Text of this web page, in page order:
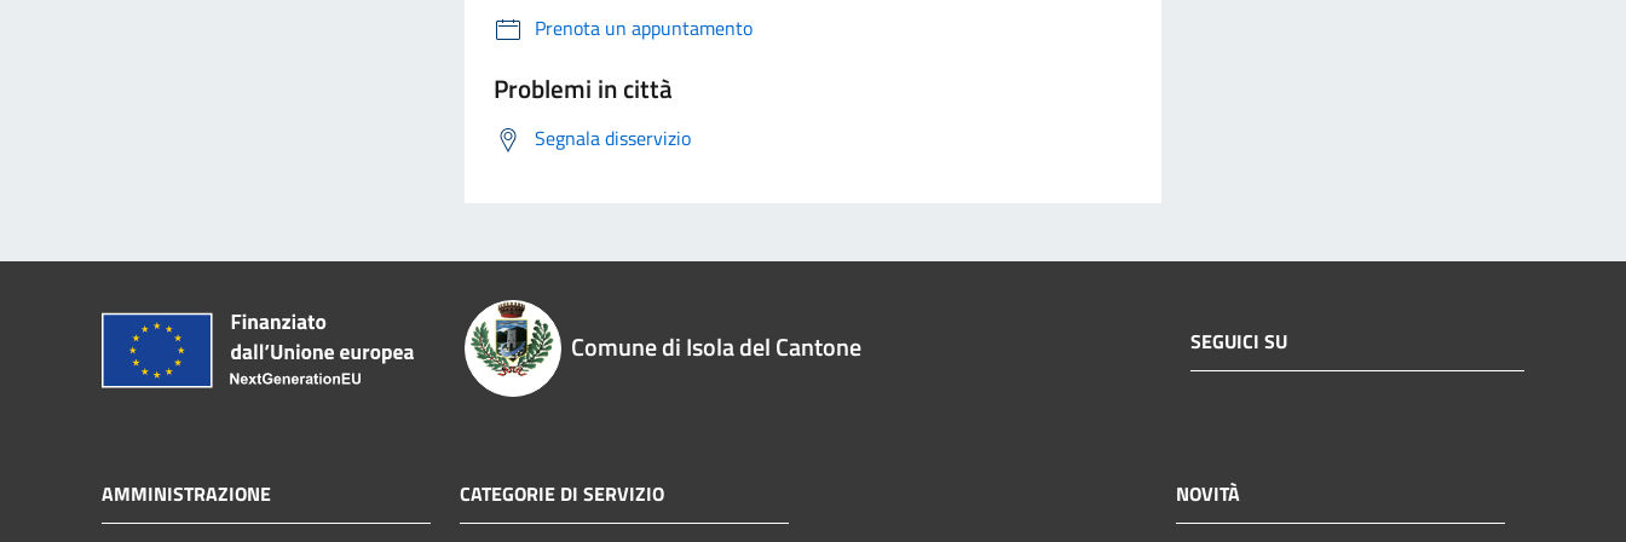
Prenota un appuntamento
Problemi in città
Segnala disservizio
Comune di Isola del Cantone SEGUICI SU
AMMINISTRAZIONE CATEGORIE DI SERVIZIO NOVITÀ